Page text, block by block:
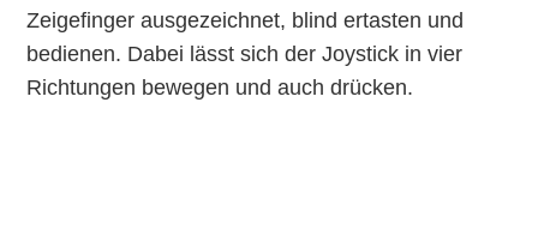
Zeigefinger ausgezeichnet, blind ertasten und
bedienen. Dabei lässt sich der Joystick in vier
Richtungen bewegen und auch drücken.